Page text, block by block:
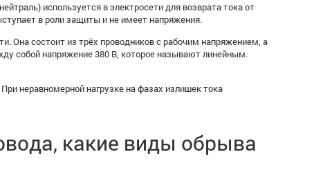
используется в электросети для возврата тока от
в роли защиты и не имеет напряжения.
Она состоит из трёх проводников с рабочим напряжением, а
собой напряжение 380 В, которое называют линейным.
неравномерной нагрузке на фазах излишек тока
какие виды обрыва